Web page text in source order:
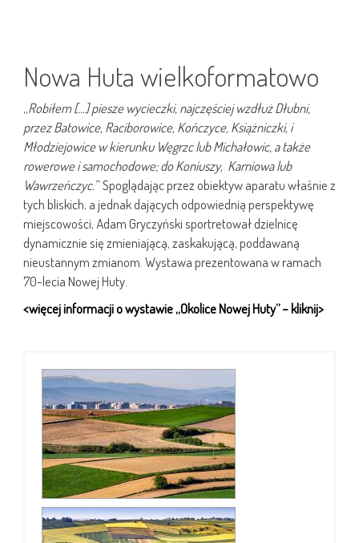
Nowa Huta wielkoformatowo
„Robiłem […] piesze wycieczki, najczęściej wzdłuż Dłubni,
przez Batowice, Raciborowice, Kończyce, Książniczki, i
Młodziejowice w kierunku Węgrzc lub Michałowic, a także
rowerowe i samochodowe; do Koniuszy, Karniowa lub
Wawrzeńczyc.”Spoglądając przez obiektyw aparatu właśnie z
tych bliskich, a jednak dających odpowiednią perspektywę
miejscowości, Adam Gryczyński sportretował dzielnicę
dynamicznie się zmieniającą, zaskakującą, poddawaną
nieustannym zmianom. Wystawa prezentowana w ramach
70-lecia Nowej Huty.
<więcej informacji o wystawie „Okolice Nowej Huty” – kliknij>